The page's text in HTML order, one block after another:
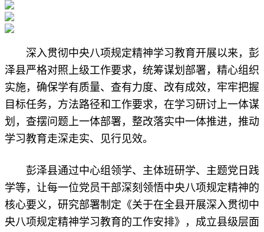
深入贯彻中央八项规定精神学习教育开展以来，彭
泽县严格对照上级工作要求，统筹谋划部署，精心组织
实施，确保学有质量、查有力度、改有成效，牢牢把握
目标任务，方法路径和工作要求，在学习研讨上一体谋
划，查摆问题上一体部署，整改落实中一体推进，推动
学习教育走深走实、见行见效。
彭泽县通过中心组领学、主体班研学、主题党日践
学等，让每一位党员干部深刻领悟中央八项规定精神的
核心要义，研究部署制定《关于在全县开展深入贯彻中
央八项规定精神学习教育的工作安排》，成立县级层面